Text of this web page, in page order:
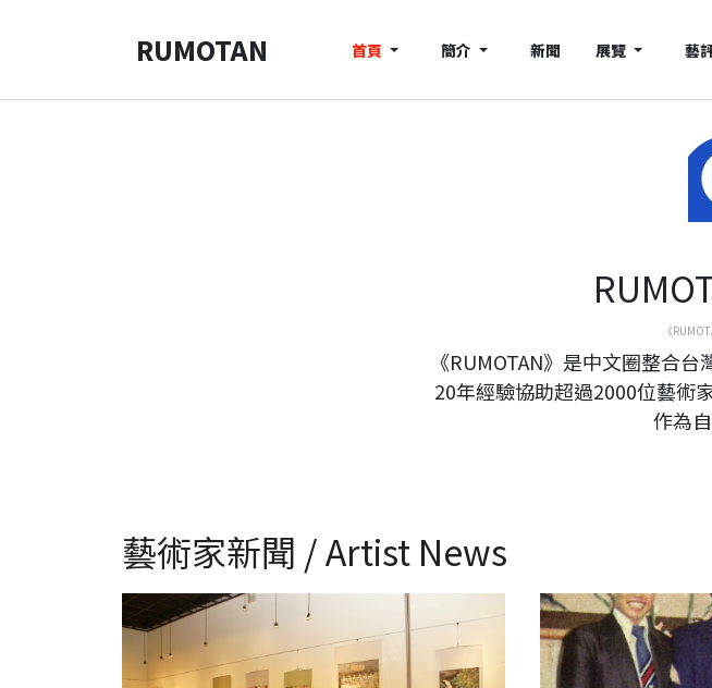
RUMOTAN 首頁 簡介 新聞 展覽 藝
《
《RUMOTAN》是中文圈整合
20年經驗協助超過2000位藝術
作為
藝術家新聞 / Artist News
涂璨琳-104年中華九九畫會於中正紀念堂介石展開幕剪綵等活
動
林謀秀-國畫大師黃君璧（
谷先生參觀林謀秀畫展合